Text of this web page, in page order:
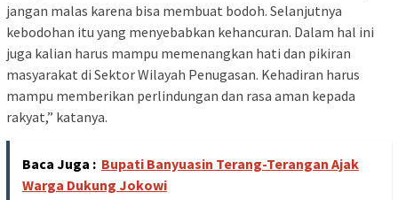
jangan malas karena bisa membuat bodoh. Selanjutnya
kebodohan itu yang menyebabkan kehancuran. Dalam hal ini
juga kalian harus mampu memenangkan hati dan pikiran
masyarakat di Sektor Wilayah Penugasan. Kehadiran harus
mampu memberikan perlindungan dan rasa aman kepada
rakyat,” katanya.
Baca Juga : Bupati Banyuasin Terang-Terangan Ajak
Warga Dukung Jokowi